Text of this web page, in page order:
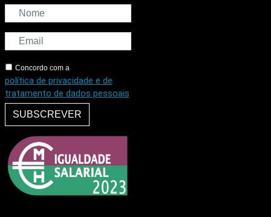
Concordo com a
política de privacidade e de
tratamento de dados pessoais
SUBSCREVER